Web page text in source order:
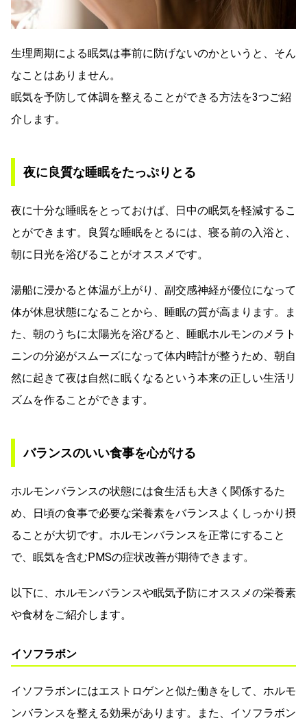
生理周期による眠気は事前に防げないのかというと、そん
なことはありません。
眠気を予防して体調を整えることができる方法を3つご紹
介します。
夜に良質な睡眠をたっぷりとる
夜に十分な睡眠をとっておけば、日中の眠気を軽減するこ
とができます。良質な睡眠をとるには、寝る前の入浴と、
朝に日光を浴びることがオススメです。
湯船に浸かると体温が上がり、副交感神経が優位になって
体が休息状態になることから、睡眠の質が高まります。ま
た、朝のうちに太陽光を浴びると、睡眠ホルモンのメラト
ニンの分泌がスムーズになって体内時計が整うため、朝自
然に起きて夜は自然に眠くなるという本来の正しい生活リ
ズムを作ることができます。
バランスのいい食事を心がける
ホルモンバランスの状態には食生活も大きく関係するた
め、日頃の食事で必要な栄養素をバランスよくしっかり摂
ることが大切です。ホルモンバランスを正常にすること
で、眠気を含むPMSの症状改善が期待できます。
以下に、ホルモンバランスや眠気予防にオススメの栄養素
や食材をご紹介します。
イソフラボン
イソフラボンにはエストロゲンと似た働きをして、ホルモ
ンバランスを整える効果があります。また、イソフラボン